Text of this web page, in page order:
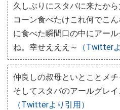
久しぶりにスタバに来たか
コーン食べたけこれ何でこ
に食べた瞬間口の中にアー
ね。幸せえええ～
（Twitter
仲良しの叔母といとことメ
そしてスタバのアールグレ
（Twitterより引用）